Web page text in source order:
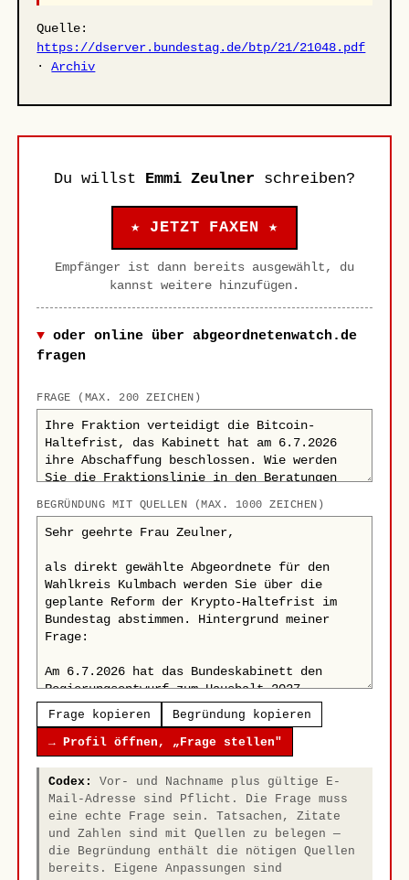
Quelle:
https://dserver.bundestag.de/btp/21/21048.pdf
·Archiv
Du willst Emmi Zeulner schreiben?
★ JETZT FAXEN ★
Empfänger ist dann bereits ausgewählt, du
kannst weitere hinzufügen.
oder online über abgeordnetenwatch.de
fragen
FRAGE (MAX. 200 ZEICHEN)
BEGRÜNDUNG MIT QUELLEN (MAX. 1000 ZEICHEN)
Frage kopieren Begründung kopieren
→ Profil öffnen, „Frage stellen"
Codex:
Vor- und Nachname plus gültige E-
Mail-Adresse sind Pflicht. Die Frage muss
eine echte Frage sein. Tatsachen, Zitate
und Zahlen sind mit Quellen zu belegen —
die Begründung enthält die nötigen Quellen
bereits. Eigene Anpassungen sind